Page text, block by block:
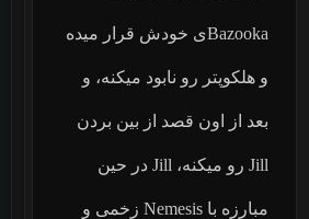
Bazookaی خودش قرار میده
و هلکوپتر رو نابود میکنه، و
بعد از اون قصد از بین بردن
Jill رو میکنه، Jill در حین
مبارزه با Nemesis زخمی و